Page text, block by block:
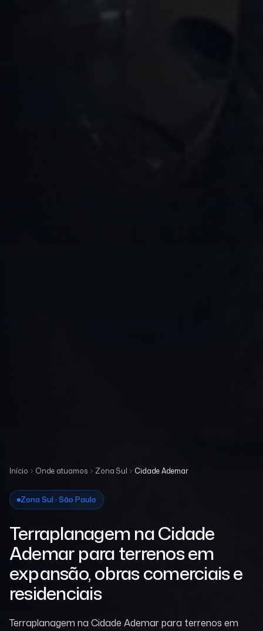
Início Onde atuamos Zona Sul Cidade Ademar
Zona Sul · São Paulo
Terraplanagem na Cidade
Ademar para terrenos em
expansão, obras comerciais e
residenciais
Terraplanagem na Cidade Ademar para terrenos em